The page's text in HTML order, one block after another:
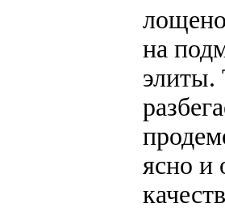
на
элиты.
ясно и